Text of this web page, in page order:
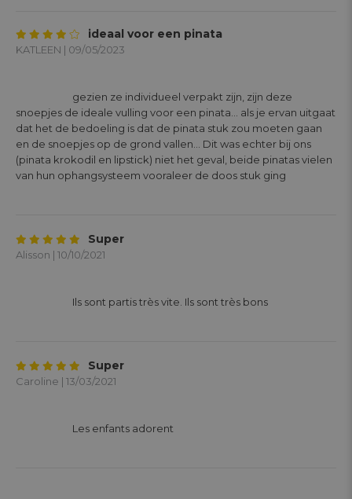
ideaal voor een pinata
KATLEEN | 09/05/2023
snoepjes de ideale vulling voor een pinata... als je ervan uitgaat
dat het de bedoeling is dat de pinata stuk zou moeten gaan
en de snoepjes op de grond vallen... Dit was echter bij ons
(pinata krokodil en lipstick) niet het geval, beide pinatas vielen
van hun ophangsysteem vooraleer de doos stuk ging
Super
Alisson | 10/10/2021
Super
Caroline | 13/03/2021